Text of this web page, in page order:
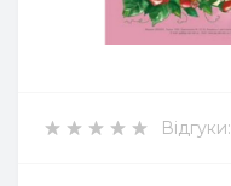
Відгуки: